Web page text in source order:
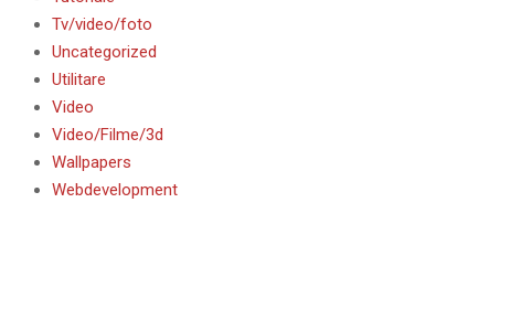
Tv/video/foto
Uncategorized
Utilitare
Video
Video/Filme/3d
Wallpapers
Webdevelopment